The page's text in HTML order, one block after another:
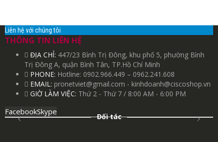
Liên hệ với chúng tôi
THÔNG TIN LIÊN HỆ
ĐỊA CHỈ: 447/23 Bình Trị Đông, khu phố 5, phường Bình
Trị Đông A, quận Bình Tân, TP.Hồ Chí Minh
PHONE: Hotline: 0902.966.449 – 0962.241.608
EMAIL: pronetviet@gmail.com - kinhdoanh@ciscoshop.vn
GIỜ LÀM VIỆC: Thứ 2 - Thứ 7 / 8:00 AM - 6:00 PM
FacebookSkype
Đối tác